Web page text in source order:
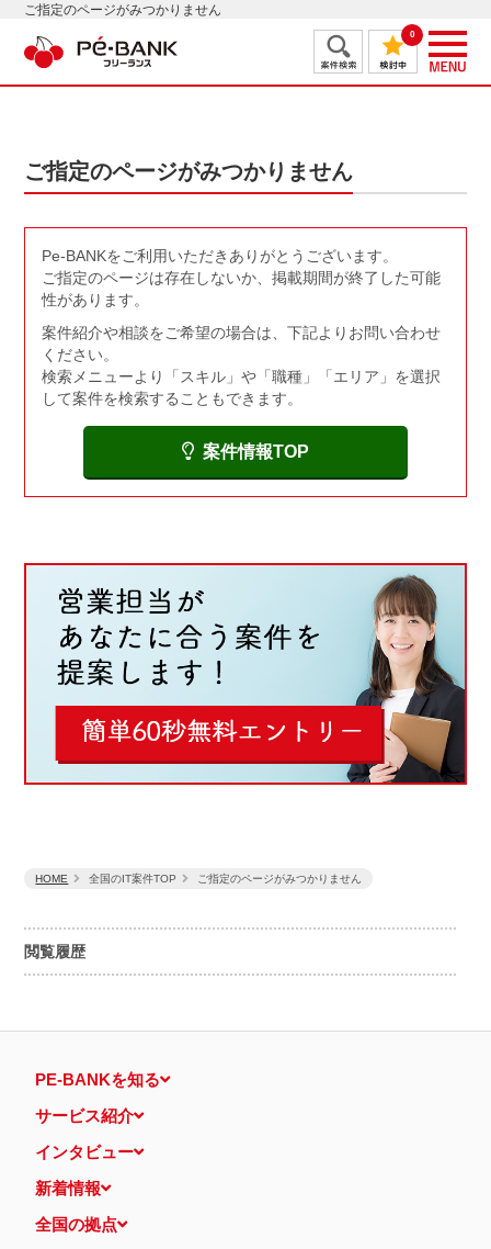
ご指定のページがみつかりません
0
閲覧履歴
HOME 全国のIT案件TOP ご指定のページがみつかりません
ご指定のページがみつかりません
Pe-BANKをご利用いただきありがとうございます。
ご指定のページは存在しないか、掲載期間が終了した可能
性があります。
案件紹介や相談をご希望の場合は、下記よりお問い合わせ
ください。
検索メニューより「スキル」や「職種」「エリア」を選択
して案件を検索することもできます。
案件情報TOP
PE-BANKを知る
サービス紹介
インタビュー
新着情報
全国の拠点